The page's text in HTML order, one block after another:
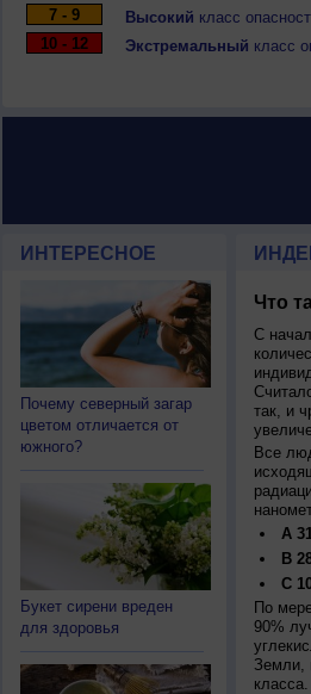
7 - 9
Высокий класс
10 - 12
Экстремальный класс
ИНТЕРЕСНОЕ
Почему северный загар
цветом отличается от
южного?
Букет сирени вреден
для здоровья
Что
С
так, и
Все
A
B
C
По
90%
Земли,
класса.